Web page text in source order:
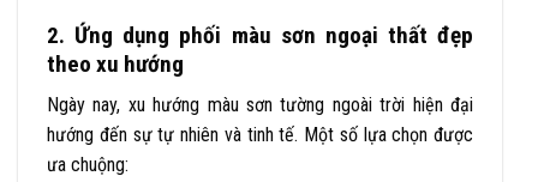
2. Ứng dụng phối màu sơn ngoại thất đẹp
theo xu hướng
Ngày nay, xu hướng màu sơn tường ngoài trời hiện đại
hướng đến sự tự nhiên và tinh tế. Một số lựa chọn được
ưa chuộng: